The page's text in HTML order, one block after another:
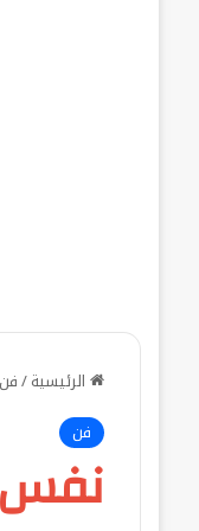
الرئيسية/فن
فن
نفس